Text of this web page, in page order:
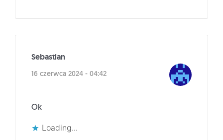
Sebastian
16 czerwca 2024 - 04:42
Ok
Loading...